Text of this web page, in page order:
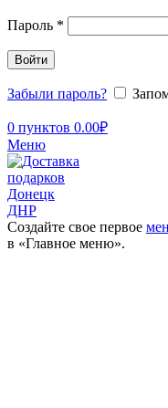
Пароль *
Войти
Забыли пароль?
0 пунктов 0.00₽
Меню
Создайте свое первое
в «Главное меню».